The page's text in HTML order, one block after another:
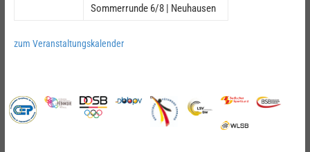
Sommerrunde 6/8 | Neuhausen
zum Veranstaltungskalender